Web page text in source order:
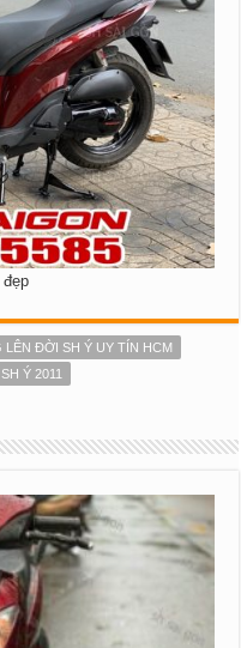
LÊN ĐỜI SH Ý UY TÍN HCM
Ý 2011